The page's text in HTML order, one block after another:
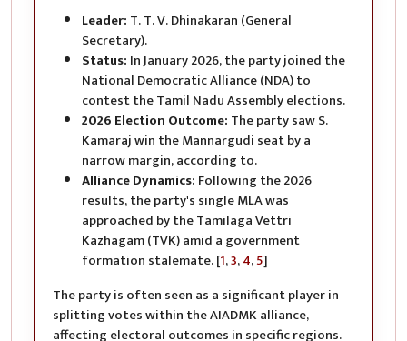
Leader: T. T. V. Dhinakaran (General
Secretary).
Status: In January 2026, the party joined the
National Democratic Alliance (NDA) to
contest the Tamil Nadu Assembly elections.
2026 Election Outcome: The party saw S.
Kamaraj win the Mannargudi seat by a
narrow margin, according to.
Alliance Dynamics: Following the 2026
results, the party's single MLA was
approached by the Tamilaga Vettri
Kazhagam (TVK) amid a government
formation stalemate. [1,3,4,5]
The party is often seen as a significant player in
splitting votes within the AIADMK alliance,
affecting electoral outcomes in specific regions.